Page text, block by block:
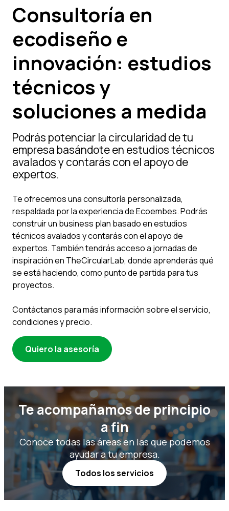
Consultoría en
ecodiseño e
innovación: estudios
técnicos y
soluciones a medida
Podrás potenciar la circularidad de tu
empresa basándote en estudios técnicos
avalados y contarás con el apoyo de
expertos.
Te ofrecemos una consultoría personalizada,
respaldada por la experiencia de Ecoembes. Podrás
construir un business plan basado en estudios
técnicos avalados y contarás con el apoyo de
expertos. También tendrás acceso a jornadas de
inspiración en TheCircularLab, donde aprenderás qué
se está haciendo, como punto de partida para tus
proyectos.
Contáctanos para más información sobre el servicio,
condiciones y precio.
Quiero la asesoría
Te acompañamos de principio
a fin
Conoce todas las áreas en las que podemos
ayudar a tu empresa.
Todos los servicios